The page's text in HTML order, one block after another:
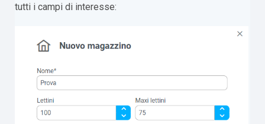
tutti i campi di interesse: